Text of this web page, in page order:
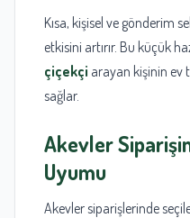
Kısa, kişisel ve gönderim
etkisini artırır. Bu küçük
çiçekçi arayan kişinin ev
sağlar.
Akevler
Uyumu
Akevler siparişlerinde